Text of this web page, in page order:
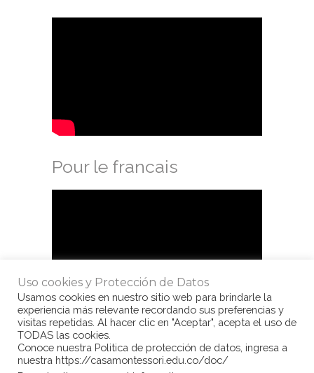
Pour le francais
Uso cookies y Protección de Datos
Usamos cookies en nuestro sitio web para brindarle la
experiencia más relevante recordando sus preferencias y
visitas repetidas. Al hacer clic en "Aceptar", acepta el uso de
TODAS las cookies.
Conoce nuestra Politica de protección de datos, ingresa a
nuestra https://casamontessori.edu.co/doc/